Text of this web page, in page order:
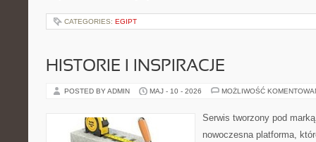
CATEGORIES: EGIPT
HISTORIE I INSPIRACJE
POSTED BY ADMIN MAJ - 10 - 2026 MOŻLIWOŚĆ
Serwis tworzony pod
nowoczesna platforma,